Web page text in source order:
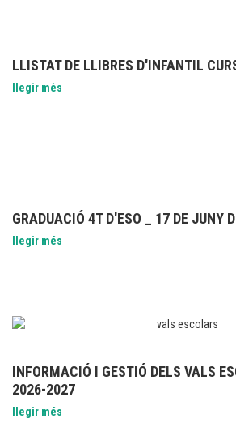
LLISTAT DE LLIBRES D'INFANTIL
llegir més
GRADUACIÓ 4T D'ESO _ 17 DE JUNY
llegir més
INFORMACIÓ I GESTIÓ DELS VALS
2026-2027
llegir més